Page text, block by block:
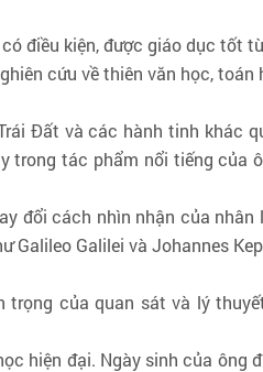
điều kiện, được giáo dục tốt
cứu về thiên văn học,
Đất và các hành tinh khác
tác phẩm nổi tiếng của
đổi cách nhìn nhận của
Galileo Galilei và Johannes
trọng của quan sát và lý
hiện đại. Ngày sinh của ông